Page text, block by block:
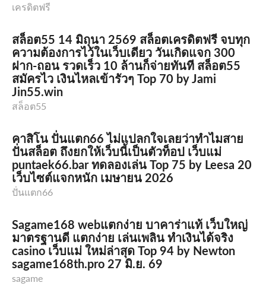
เครดิตฟรี
สล็อต55 14 มิถุนา 2569 สล็อตเครดิตฟรี จบทุก
ความต้องการไว้ในเว็บเดียว วันเกิดแจก 300
ฝาก-ถอน รวดเร็ว 10 ล้านก็จ่ายทันที สล็อต55
สมัครไว เงินไหลเข้ารัวๆ Top 70 by Jami
Jin55.win
สล็อต55
คาสิโน ปั่นแตก66 ไม่แปลกใจเลยว่าทำไมสาย
ปั่นสล็อต ถึงยกให้เว็บนี้เป็นตัวท็อป เว็บแม่
puntaek66.bar ทดลองเล่น Top 75 by Leesa 20
เว็บไซต์แจกหนัก เมษายน 2026
ปั่นแตก66
Sagame168 webแตกง่าย บาคาร่าแท้ เว็บใหญ่
มาตรฐานดี แตกง่าย เล่นเพลิน ทำเงินได้จริง
casino เว็บแม่ ใหม่ล่าสุด Top 94 by Newton
sagame168th.pro 27 มิ.ย. 69
sagame